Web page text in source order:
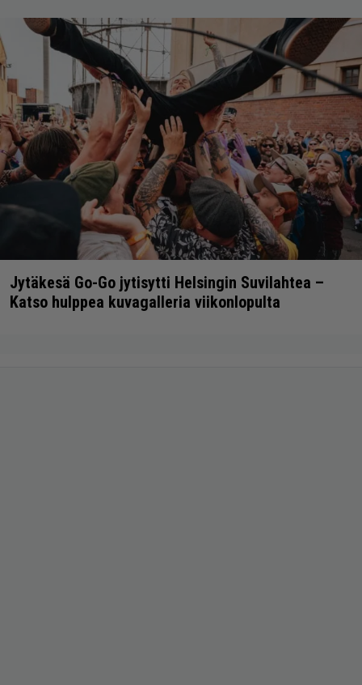
Jytäkesä Go-Go jytisytti Helsingin Suvilahtea –
Katso hulppea kuvagalleria viikonlopulta